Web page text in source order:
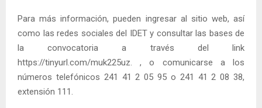
Para más información, pueden ingresar al sitio web, así
como las redes sociales del IDET y consultar las bases de
la convocatoria a través del link
https://tinyurl.com/muk225uz. , o comunicarse a los
números telefónicos 241 41 2 05 95 o 241 41 2 08 38,
extensión 111.